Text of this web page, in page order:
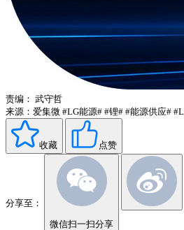
责编： 武守哲
来源：爱集微 #LG能源# #锂# #能源供应#
收藏 点赞
分享至：
微信扫一扫分享